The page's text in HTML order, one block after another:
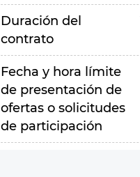
Duración del
contrato
Fecha y hora límite
de presentación de
ofertas o solicitudes
de participación